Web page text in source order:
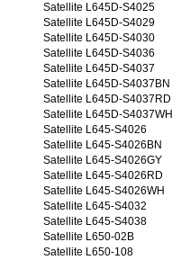
Satellite L645D-S4025
Satellite L645D-S4029
Satellite L645D-S4030
Satellite L645D-S4036
Satellite L645D-S4037
Satellite L645D-S4037BN
Satellite L645D-S4037RD
Satellite L645D-S4037WH
Satellite L645-S4026
Satellite L645-S4026BN
Satellite L645-S4026GY
Satellite L645-S4026RD
Satellite L645-S4026WH
Satellite L645-S4032
Satellite L645-S4038
Satellite L650-02B
Satellite L650-108